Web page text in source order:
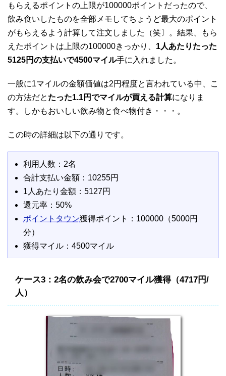
もらえるポイントの上限が100000ポイントだったので、
飲み食いしたものを全部メモしてちょうど最大のポイント
がもらえるよう計算して注文しました（笑〕。結果、もら
えたポイントは上限の100000きっかり、 1人あたりたった
5125円の支払いで4500マイル手に入れました。
一般に1マイルの金額価値は2円程度と言われている中、こ
の方法だと たった1.1円でマイルが買える計算になりま
す。しかもおいしい飲み物と食べ物付き・・・。
この時の詳細は以下の通りです。
利用人数：2名
合計支払い金額：10255円
1人あたり金額：5127円
還元率：50%
ポイントタウン獲得ポイント：100000（5000円
分）
獲得マイル：4500マイル
ケース3：2名の飲み会で2700マイル獲得（4717円/
人）